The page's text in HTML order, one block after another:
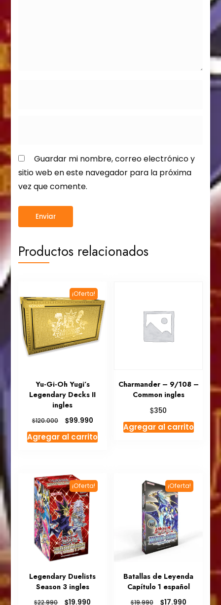
Guardar mi nombre, correo electrónico y
sitio web en este navegador para la próxima
vez que comente.
Productos relacionados
¡Oferta!
Yu-Gi-Oh Yugi’s
Legendary Decks II
ingles
$120.000
original
$99.990El
actual
Agregar al carrito
Charmander – 9/108 –
Common ingles
$350
Agregar al carrito
¡Oferta!
Legendary Duelists
Season 3 ingles
$22.990 El$19.990
¡Oferta!
Batallas de Leyenda
Capítulo 1 español
$19.990 $17.990El